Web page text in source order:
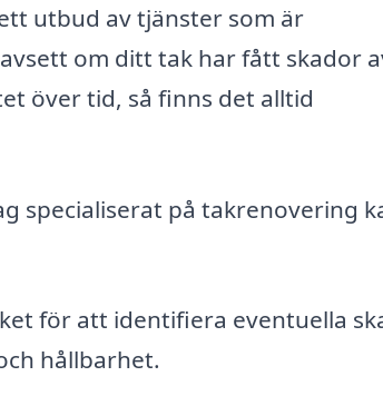
utbud av tjänster som är
om ditt tak har fått skador
över tid, så finns det alltid
specialiserat på takrenovering
för att identifiera eventuella
hållbarhet.